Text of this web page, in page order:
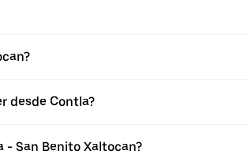
desde Contla?
San Benito Xaltocan?